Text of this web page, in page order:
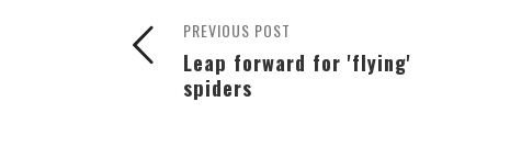
PREVIOUS POST
Leap forward for 'flying'
spiders